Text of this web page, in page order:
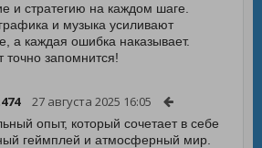
и стратегию на каждом шаге.
и музыка усиливают
а каждая ошибка наказывает.
точно запомнится!
27 августа 2025 16:05
опыт, который сочетает в себе
геймплей и атмосферный мир.